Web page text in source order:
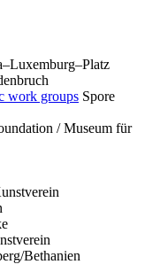
work groups Spore
/ Museum für
Bethanien